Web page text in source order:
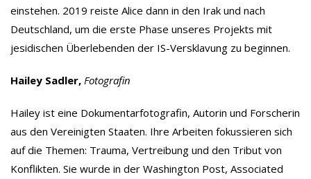
einstehen. 2019 reiste Alice dann in den Irak und nach
Deutschland, um die erste Phase unseres Projekts mit
jesidischen Überlebenden der IS-Versklavung zu beginnen.
Hailey Sadler, Fotografin
Hailey ist eine Dokumentarfotografin, Autorin und Forscherin
aus den Vereinigten Staaten. Ihre Arbeiten fokussieren sich
auf die Themen: Trauma, Vertreibung und den Tribut von
Konflikten. Sie wurde in der Washington Post, Associated